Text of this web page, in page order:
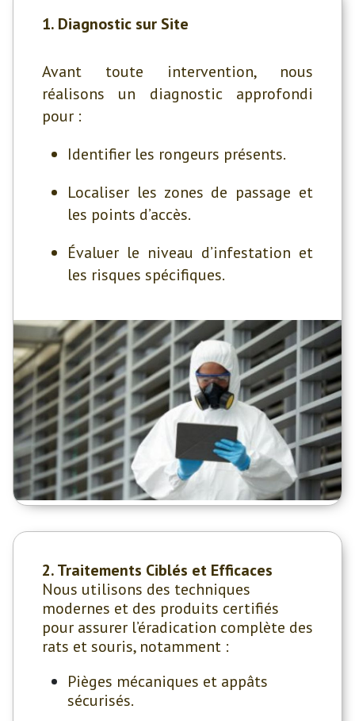
1. Diagnostic sur Site
Avant toute intervention, nous
réalisons un diagnostic approfondi
pour :
Identifier les rongeurs présents.
Localiser les zones de passage et
les points d’accès.
Évaluer le niveau d’infestation et
les risques spécifiques.
2. Traitements Ciblés et Efficaces
Nous utilisons des techniques
modernes et des produits certifiés
pour assurer l’éradication complète des
rats et souris, notamment :
Pièges mécaniques et appâts
sécurisés.